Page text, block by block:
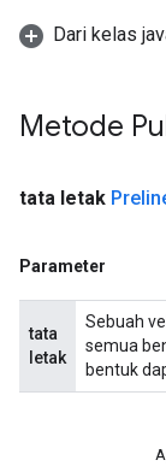
Dari kelas
Metode
tata letak
Parameter
tata
letak
Sebuah
semua
bentuk